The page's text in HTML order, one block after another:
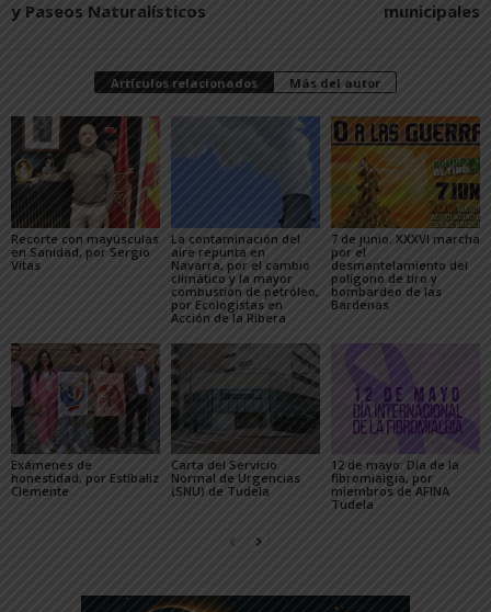
y Paseos Naturalísticos municipales
Artículos relacionados Más del autor
Recorte con mayúsculas
en Sanidad, por Sergio
Vitas
La contaminación del
aire repunta en
Navarra, por el cambio
climático y la mayor
combustión de petróleo,
por Ecologistas en
Acción de la Ribera
7 de junio. XXXVI marcha
por el
desmantelamiento del
polígono de tiro y
bombardeo de las
Bardenas
Exámenes de
honestidad, por Estíbaliz
Clemente
Carta del Servicio
Normal de Urgencias
(SNU) de Tudela
12 de mayo: Día de la
fibromialgia, por
miembros de AFINA
Tudela